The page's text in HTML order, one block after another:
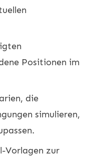
Positionen im
die
simulieren,
Vorlagen zur